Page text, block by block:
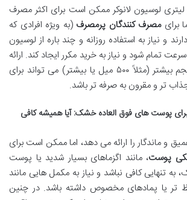
۲۵۰ میلی لیتری لوسیون لانوکر ممکن است برای اکثر مصرف
برایمصرف کنندگان پرمصرف (به ویژه افرادی که
و نیاز به استفاده روزانه و چند باره از لوسیون
تمام شود و نیاز به خرید مکرر ایجاد کند. ارائه
بسته بندی های با حجم بیشتر (مثلاً ۵۰۰ میل یا بیشتر) می تواند برای
تر و مقرون به صرفه تر باشد.
پوست های فوق العاده خشک: آیا همیشه کافی
و ماندگار را ارائه می دهد، اما ممکن است برای
پوست، مانند اگزماهای بسیار شدید یا پوست
تنهایی کافی نباشد و نیاز به مکمل هایی مانند
تر یا پمادهای مخصوص داشته باشد. در چنین